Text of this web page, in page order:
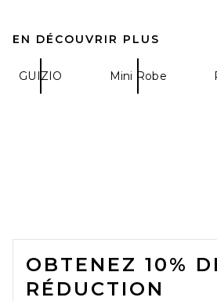
EN DÉCOUVRIR PLUS
GUIZIO Mini Robe
FOOTER
OBTENEZ 10%
RÉDUCTION